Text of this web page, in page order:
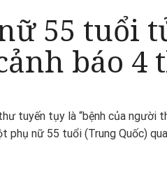
55 tuổi
báo 4
tuyến tụy là “bệnh của người
phụ nữ 55 tuổi (Trung Quốc)